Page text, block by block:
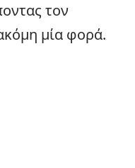
τον
μία φορά.